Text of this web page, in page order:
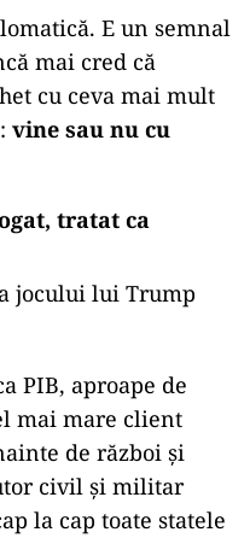
E un semnal
mai cred că
cu ceva mai mult
vine sau nu cu
tratat ca
jocului lui Trump
PIB, aproape de
mai mare client
de război și
civil și militar
la cap toate statele